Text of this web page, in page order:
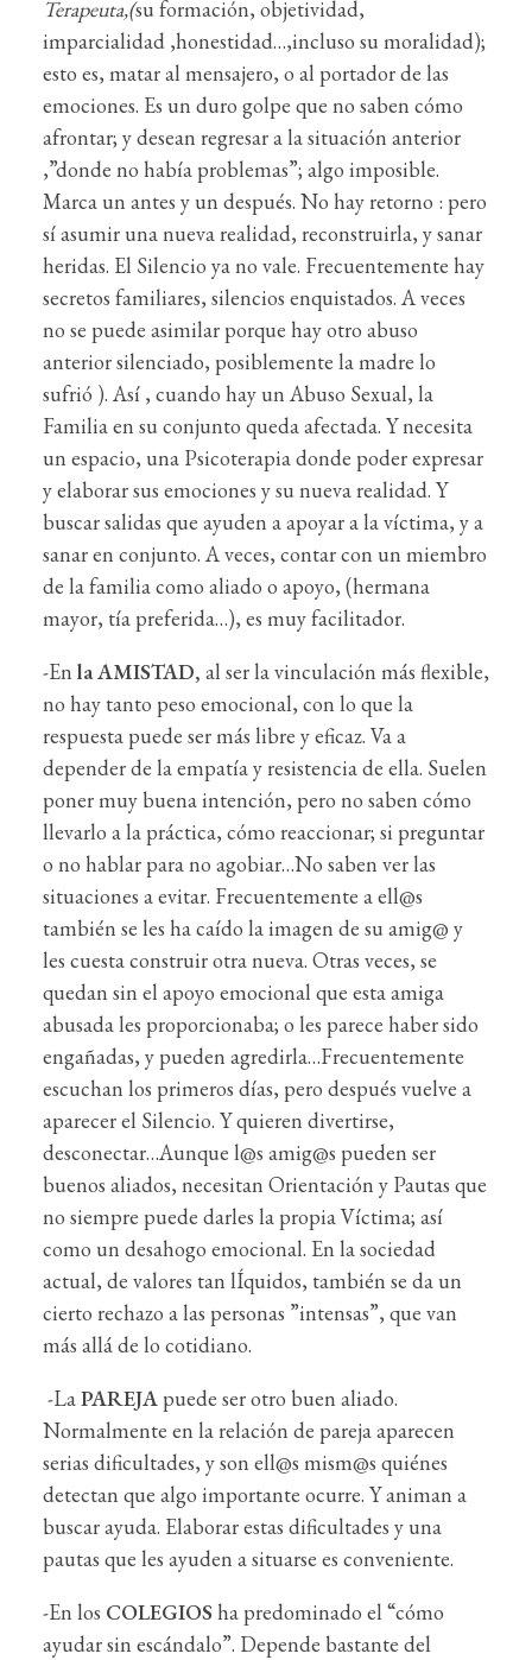
Terapeuta,(su formación, objetividad,
imparcialidad ,honestidad…,incluso su moralidad);
esto es, matar al mensajero, o al portador de las
emociones. Es un duro golpe que no saben cómo
afrontar; y desean regresar a la situación anterior
,”donde no había problemas”; algo imposible.
Marca un antes y un después. No hay retorno : pero
sí asumir una nueva realidad, reconstruirla, y sanar
heridas. El Silencio ya no vale. Frecuentemente hay
secretos familiares, silencios enquistados. A veces
no se puede asimilar porque hay otro abuso
anterior silenciado, posiblemente la madre lo
sufrió ). Así , cuando hay un Abuso Sexual, la
Familia en su conjunto queda afectada. Y necesita
un espacio, una Psicoterapia donde poder expresar
y elaborar sus emociones y su nueva realidad. Y
buscar salidas que ayuden a apoyar a la víctima, y a
sanar en conjunto. A veces, contar con un miembro
de la familia como aliado o apoyo, (hermana
mayor, tía preferida…), es muy facilitador.
-En la AMISTAD, al ser la vinculación más flexible,
no hay tanto peso emocional, con lo que la
respuesta puede ser más libre y eficaz. Va a
depender de la empatía y resistencia de ella. Suelen
poner muy buena intención, pero no saben cómo
llevarlo a la práctica, cómo reaccionar; si preguntar
o no hablar para no agobiar…No saben ver las
situaciones a evitar. Frecuentemente a ell@s
también se les ha caído la imagen de su amig@ y
les cuesta construir otra nueva. Otras veces, se
quedan sin el apoyo emocional que esta amiga
abusada les proporcionaba; o les parece haber sido
engañadas, y pueden agredirla…Frecuentemente
escuchan los primeros días, pero después vuelve a
aparecer el Silencio. Y quieren divertirse,
desconectar…Aunque l@s amig@s pueden ser
buenos aliados, necesitan Orientación y Pautas que
no siempre puede darles la propia Víctima; así
como un desahogo emocional. En la sociedad
actual, de valores tan lÍquidos, también se da un
cierto rechazo a las personas ”intensas”, que van
más allá de lo cotidiano.
-LaPAREJApuede ser otro buen aliado.
Normalmente en la relación de pareja aparecen
serias dificultades, y son ell@s mism@s quiénes
detectan que algo importante ocurre. Y animan a
buscar ayuda. Elaborar estas dificultades y una
pautas que les ayuden a situarse es conveniente.
-En los COLEGIOSha predominado el “cómo
ayudar sin escándalo”. Depende bastante del